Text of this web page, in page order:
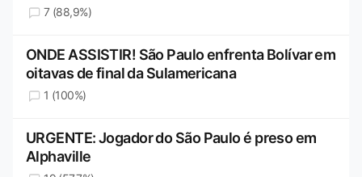
7 (88,9%)
ONDE ASSISTIR! São Paulo enfrenta Bolívar em
oitavas de final da Sulamericana
1 (100%)
URGENTE: Jogador do São Paulo é preso em
Alphaville